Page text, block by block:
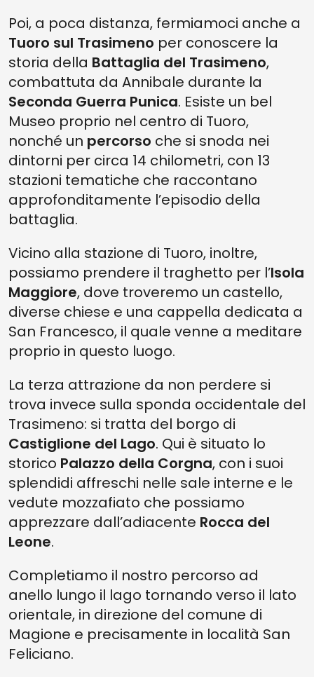
Poi, a poca distanza, fermiamoci anche a
Tuoro sul Trasimeno per conoscere la
storia della Battaglia del Trasimeno,
combattuta da Annibale durante la
Seconda Guerra Punica. Esiste un bel
Museo proprio nel centro di Tuoro,
nonché un percorso che si snoda nei
dintorni per circa 14 chilometri, con 13
stazioni tematiche che raccontano
approfonditamente l’episodio della
battaglia.
Vicino alla stazione di Tuoro, inoltre,
possiamo prendere il traghetto per l’Isola
Maggiore, dove troveremo un castello,
diverse chiese e una cappella dedicata a
San Francesco, il quale venne a meditare
proprio in questo luogo.
La terza attrazione da non perdere si
trova invece sulla sponda occidentale del
Trasimeno: si tratta del borgo di
Castiglione del Lago. Qui è situato lo
storico Palazzo della Corgna, con i suoi
splendidi affreschi nelle sale interne e le
vedute mozzafiato che possiamo
apprezzare dall’adiacente Rocca del
Leone.
Completiamo il nostro percorso ad
anello lungo il lago tornando verso il lato
orientale, in direzione del comune di
Magione e precisamente in località San
Feliciano.